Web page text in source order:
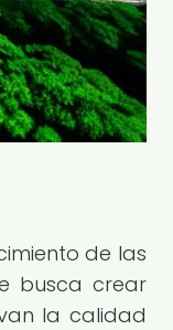
de las
busca crear
la calidad